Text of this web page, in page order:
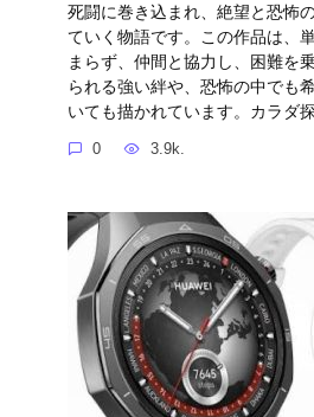
死闘に巻き込まれ、絶望と恐怖
ていく物語です。この作品は、
まらず、仲間と協力し、困難を
られる強い絆や、恐怖の中でも
いても描かれています。カラダ
0 3.9k.